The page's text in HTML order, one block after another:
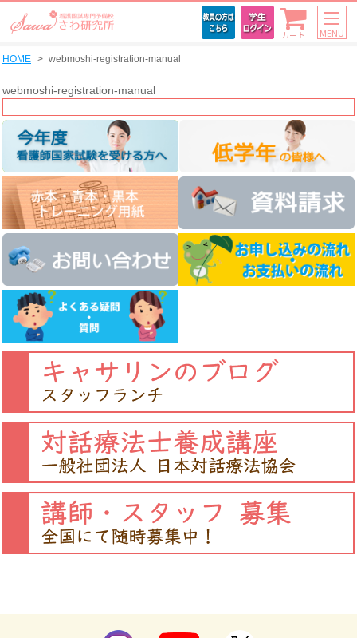
カート MENU
HOME webmoshi-registration-manual
webmoshi-registration-manual